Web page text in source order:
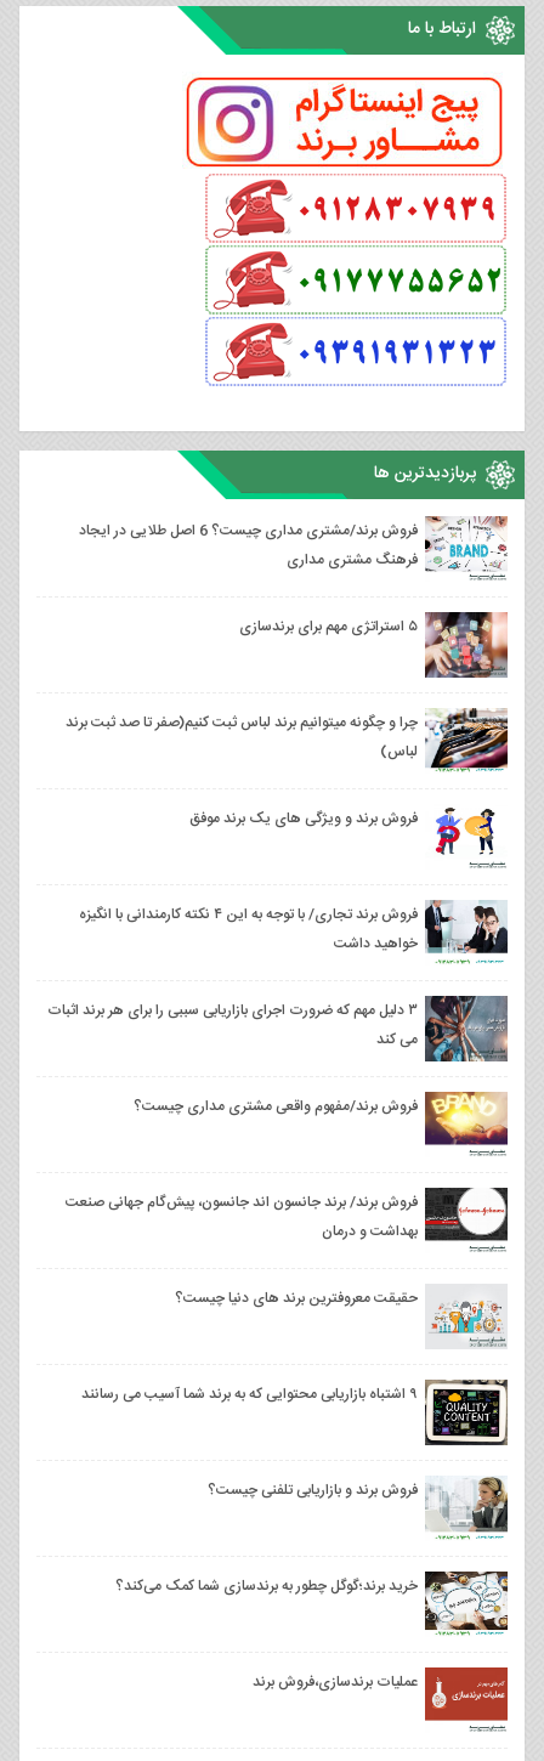
ارتباط با ما
پربازدیدترین ها
فروش برند/مشتری مداری چیست؟ 6 اصل طلایی در ایجاد
فرهنگ مشتری مداری
۵ استراتژی مهم برای برندسازی
چرا و چگونه میتوانیم برند لباس ثبت کنیم(صفر تا صد ثبت برند
لباس)
فروش برند و ویژگی های یک برند موفق
فروش برند تجاری/ با توجه به این ۴ نکته کارمندانی با انگیزه
خواهید داشت
۳ دلیل مهم که ضرورت اجرای بازاریابی سببی را برای هر برند اثبات
می کند
فروش برند/مفهوم واقعی مشتری مداری چیست؟
فروش برند/ برند جانسون اند جانسون، پیش‌گام جهانی صنعت
بهداشت و درمان
حقیقت معروفترین برند های دنیا چیست؟
۹ اشتباه بازاریابی محتوایی که به برند شما آسیب می رسانند
فروش برند و بازاریابی تلفنی چیست؟
خرید برند؛گوگل چطور به برندسازی شما کمک می‌کند؟
عملیات برندسازی،فروش برند